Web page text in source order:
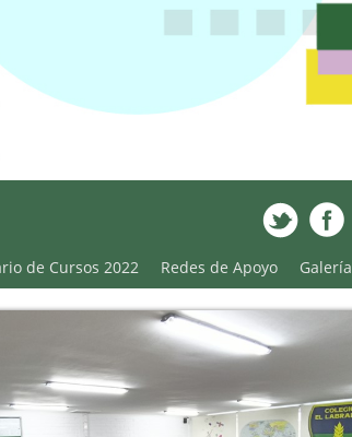
de Cursos 2022 Redes de Apoyo Galería